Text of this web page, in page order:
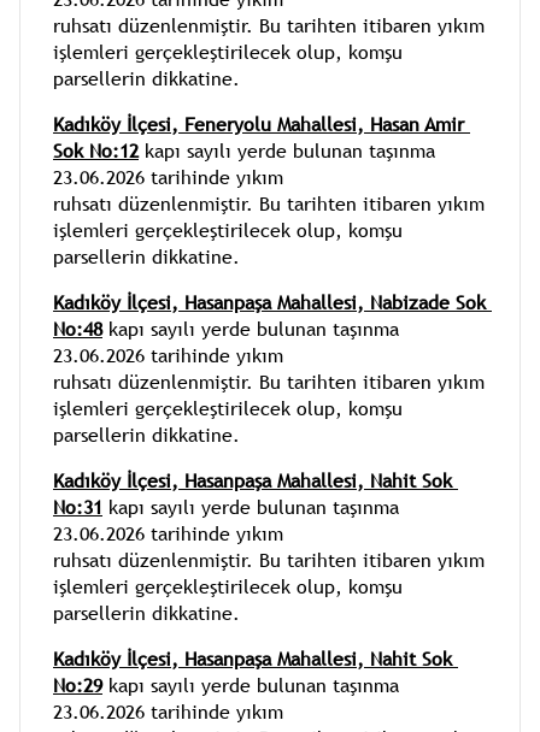
ruhsatı düzenlenmiştir. Bu tarihten itibaren yıkım
işlemleri gerçekleştirilecek olup, komşu
parsellerin dikkatine.
Kadıköy İlçesi, Feneryolu Mahallesi, Hasan Amir
Sok No:12 kapı sayılı yerde bulunan taşınma
23.06.2026 tarihinde yıkım
ruhsatı düzenlenmiştir. Bu tarihten itibaren yıkım
işlemleri gerçekleştirilecek olup, komşu
parsellerin dikkatine.
Kadıköy İlçesi, Hasanpaşa Mahallesi, Nabizade Sok
No:48 kapı sayılı yerde bulunan taşınma
23.06.2026 tarihinde yıkım
ruhsatı düzenlenmiştir. Bu tarihten itibaren yıkım
işlemleri gerçekleştirilecek olup, komşu
parsellerin dikkatine.
Kadıköy İlçesi, Hasanpaşa Mahallesi, Nahit Sok
No:31 kapı sayılı yerde bulunan taşınma
23.06.2026 tarihinde yıkım
ruhsatı düzenlenmiştir. Bu tarihten itibaren yıkım
işlemleri gerçekleştirilecek olup, komşu
parsellerin dikkatine.
Kadıköy İlçesi, Hasanpaşa Mahallesi, Nahit Sok
No:29 kapı sayılı yerde bulunan taşınma
23.06.2026 tarihinde yıkım